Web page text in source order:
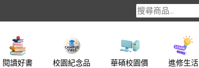
閱讀好書 校園紀念品 華碩校園價 進修生活